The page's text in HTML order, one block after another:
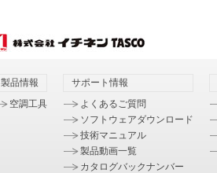
製品情報
空調工具
サポート情報
よくあるご質問
ソフトウェアダウンロード
技術マニュアル
製品動画一覧
カタログバックナンバー